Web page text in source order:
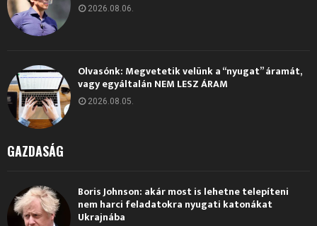
2026.08.06.
Olvasónk: Megvetetik velünk a “nyugat” áramát,
vagy egyáltalán NEM LESZ ÁRAM
2026.08.05.
GAZDASÁG
Boris Johnson: akár most is lehetne telepíteni
nem harci feladatokra nyugati katonákat
Ukrajnába